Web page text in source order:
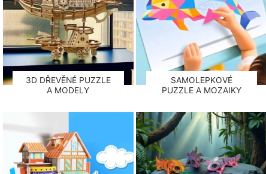
3D DŘEVĚNÉ PUZZLE
A MODELY
SAMOLEPKOVÉ
PUZZLE A MOZAIKY